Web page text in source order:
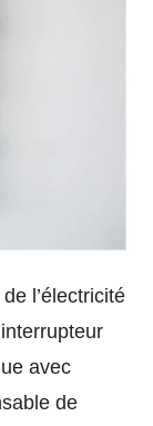
l’électricité
avec
de